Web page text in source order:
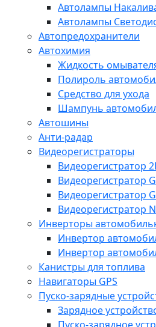
Автолампы
Автолампы
Автопредохранители
Автохимия
Жидкость
Полироль
Средство для ухода
Шампунь
Автошины
Анти-радар
Видеорегистраторы
Видеорегистратор
Видеорегистратор
Видеорегистратор
Видеорегистратор
Инверторы
Инвертор
Инвертор
Канистры для топлива
Навигаторы GPS
Пуско-зарядные
Зарядное